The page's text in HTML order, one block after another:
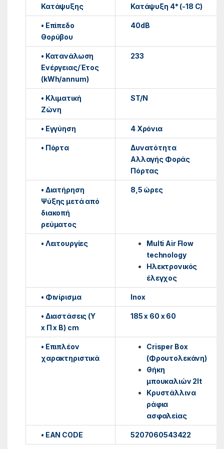
Κατάψυξης
Κατάψυξη 4* (-18 C)
• Επίπεδο
Θορύβου
40dB
• Κατανάλωση
Ενέργειας/Έτος
(kWh/annum)
233
• Κλιματική
Ζώνη
ST/N
• Εγγύηση 4 Χρόνια
• Πόρτα
Δυνατότητα
Αλλαγής Φοράς
Πόρτας
• Διατήρηση
Ψύξης μετά από
διακοπή
ρεύματος
8,5 ώρες
• Λειτουργίες
Multi Air Flow
technology
Ηλεκτρονικός
έλεγχος
• Φινίρισμα Inox
• Διαστάσεις (Υ
x Π x Β) cm
185 x 60 x 60
• Επιπλέον
χαρακτηριστικά
Crisper Box
(Φρουτολεκάνη)
Θήκη
μπουκαλιών 2lt
Κρυστάλλινα
ράφια
ασφαλείας
• EAN CODE 5207060543422